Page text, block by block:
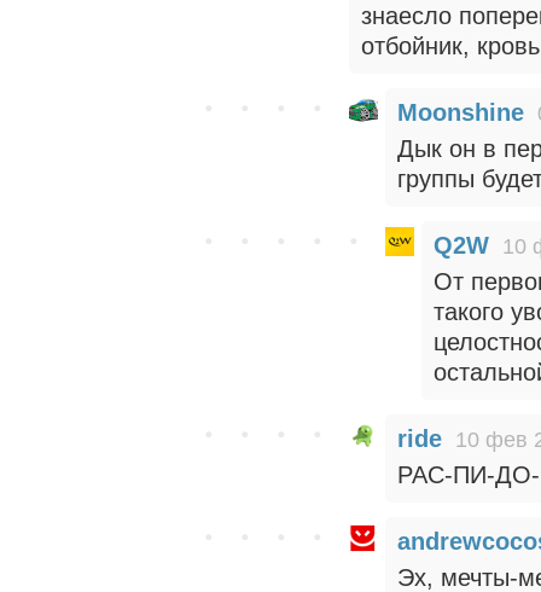
знаесло
отбойник,
Moonshine
Дык он в
группы
Q2W 10
От
такого
ride 10 фев
РАС-ПИ-
Эх, мечты-